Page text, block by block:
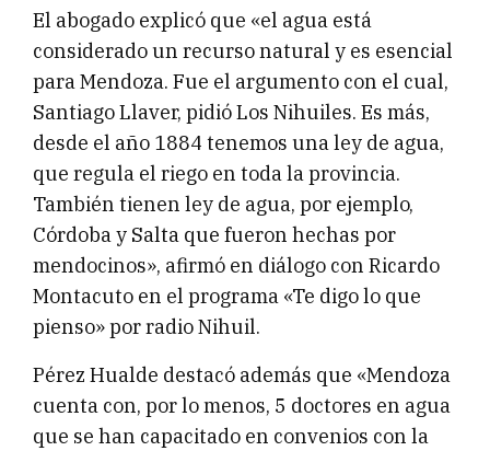
El abogado explicó que «el agua está
considerado un recurso natural y es esencial
para Mendoza. Fue el argumento con el cual,
Santiago Llaver, pidió Los Nihuiles. Es más,
desde el año 1884 tenemos una ley de agua,
que regula el riego en toda la provincia.
También tienen ley de agua, por ejemplo,
Córdoba y Salta que fueron hechas por
mendocinos», afirmó en diálogo con Ricardo
Montacuto en el programa «Te digo lo que
pienso» por radio Nihuil.
Pérez Hualde destacó además que «Mendoza
cuenta con, por lo menos, 5 doctores en agua
que se han capacitado en convenios con la